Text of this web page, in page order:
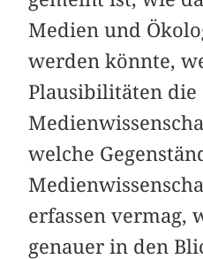
Medien und
werden könnte,
Plausibilitäten
welche
erfassen vermag,
genauer in den